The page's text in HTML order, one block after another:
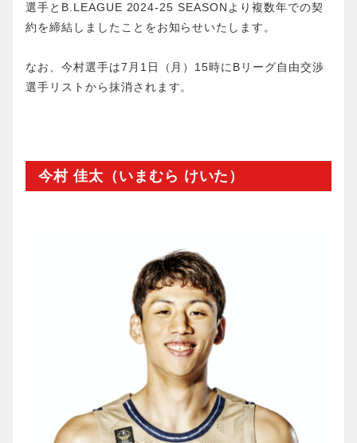
選手とB.LEAGUE 2024-25 SEASONより複数年での契
約を締結しましたことをお知らせいたします。
なお、今村選手は7月1日（月）15時にBリーグ自由交渉
選手リストから抹消されます。
今村 佳太（いまむら けいた）